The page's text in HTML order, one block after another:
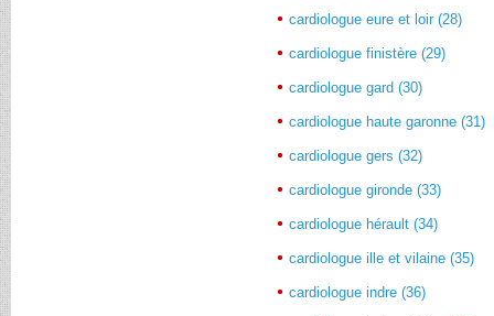
cardiologue eure et loir (28)
cardiologue finistère (29)
cardiologue gard (30)
cardiologue haute garonne (31)
cardiologue gers (32)
cardiologue gironde (33)
cardiologue hérault (34)
cardiologue ille et vilaine (35)
cardiologue indre (36)